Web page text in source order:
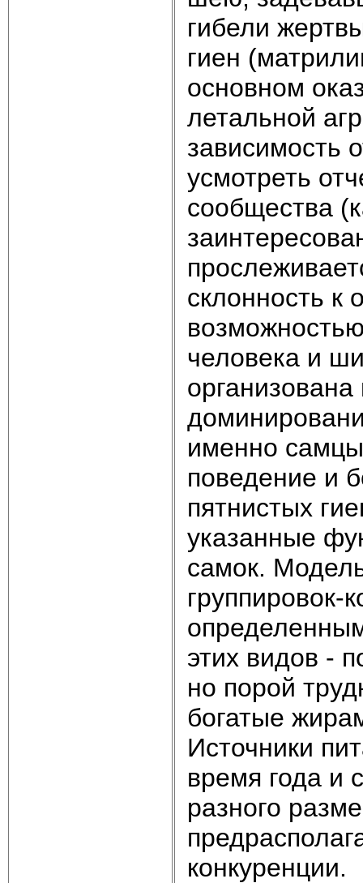
гибели
гиен
основном
летальной
зависимость
усмотреть
сообщества
склонность к
человека и
именно
поведение и
пятнистых
указанные
самок.
группировок-
этих видов -
но порой
богатые
Источники
время года и
разного
конкуренции.